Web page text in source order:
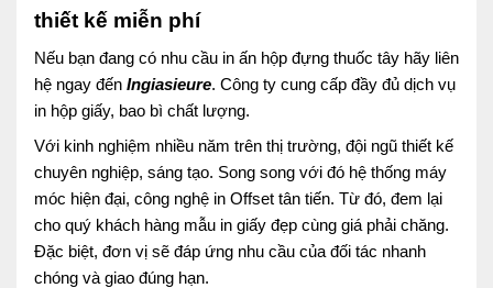
thiết kế miễn phí
Nếu bạn đang có nhu cầu in ấn hộp đựng thuốc tây hãy liên
hệ ngay đến Ingiasieure. Công ty cung cấp đầy đủ dịch vụ
in hộp giấy, bao bì chất lượng.
Với kinh nghiệm nhiều năm trên thị trường, đội ngũ thiết kế
chuyên nghiệp, sáng tạo. Song song với đó hệ thống máy
móc hiện đại, công nghệ in Offset tân tiến. Từ đó, đem lại
cho quý khách hàng mẫu in giấy đẹp cùng giá phải chăng.
Đặc biệt, đơn vị sẽ đáp ứng nhu cầu của đối tác nhanh
chóng và giao đúng hạn.